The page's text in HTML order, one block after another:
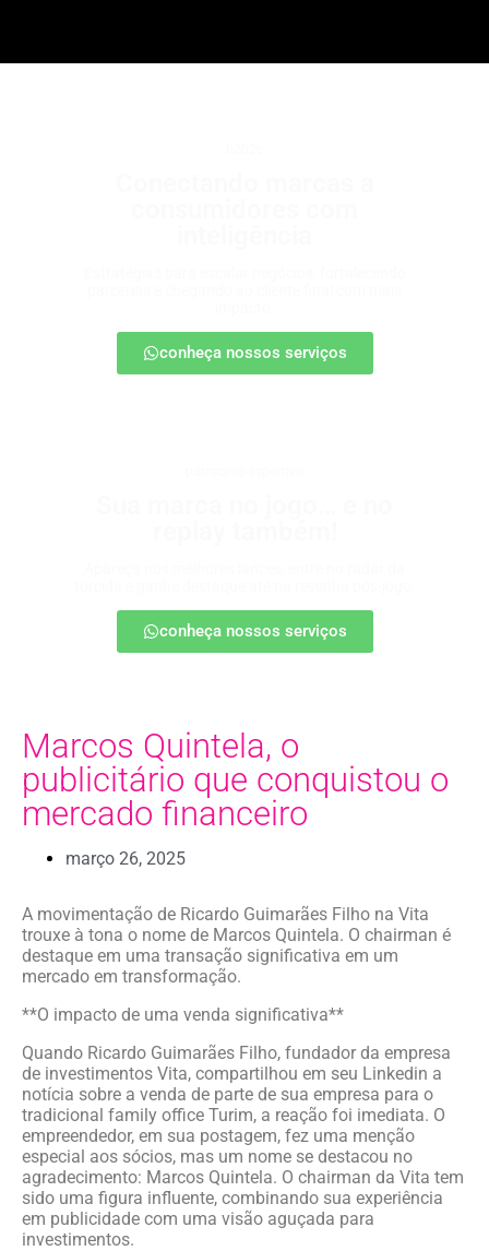
conheça nossos serviços
conheça nossos serviços
Marcos Quintela, o
publicitário que conquistou o
mercado financeiro
março 26, 2025
A movimentação de Ricardo Guimarães Filho na Vita
trouxe à tona o nome de Marcos Quintela. O chairman é
destaque em uma transação significativa em um
mercado em transformação.
**O impacto de uma venda significativa**
Quando Ricardo Guimarães Filho, fundador da empresa
de investimentos Vita, compartilhou em seu Linkedin a
notícia sobre a venda de parte de sua empresa para o
tradicional family office Turim, a reação foi imediata. O
empreendedor, em sua postagem, fez uma menção
especial aos sócios, mas um nome se destacou no
agradecimento: Marcos Quintela. O chairman da Vita tem
sido uma figura influente, combinando sua experiência
em publicidade com uma visão aguçada para
investimentos.